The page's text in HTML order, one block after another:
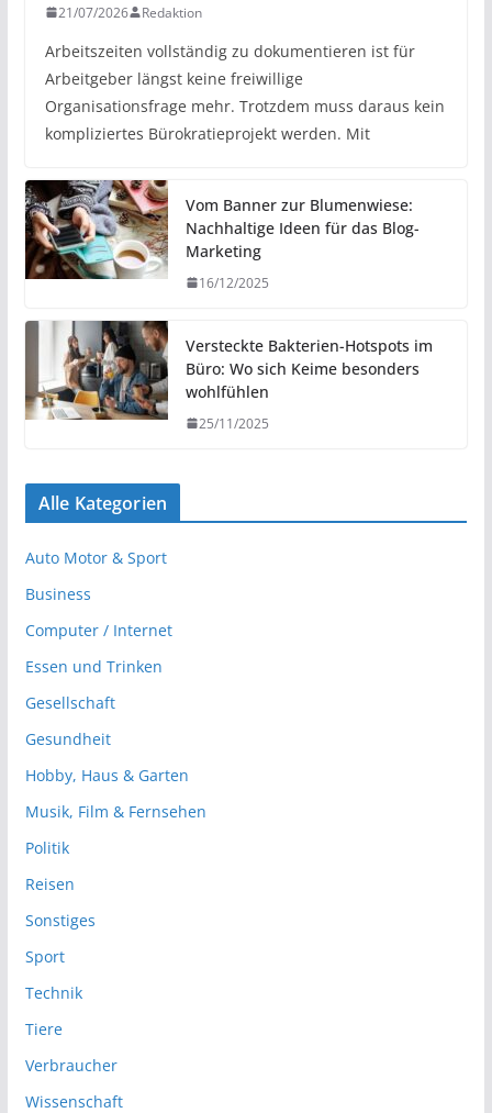
21/07/2026 Redaktion
Arbeitszeiten vollständig zu dokumentieren ist für
Arbeitgeber längst keine freiwillige
Organisationsfrage mehr. Trotzdem muss daraus kein
kompliziertes Bürokratieprojekt werden. Mit
Vom Banner zur Blumenwiese:
Nachhaltige Ideen für das Blog-
Marketing
16/12/2025
Versteckte Bakterien-Hotspots im
Büro: Wo sich Keime besonders
wohlfühlen
25/11/2025
Alle Kategorien
Auto Motor & Sport
Business
Computer / Internet
Essen und Trinken
Gesellschaft
Gesundheit
Hobby, Haus & Garten
Musik, Film & Fernsehen
Politik
Reisen
Sonstiges
Sport
Technik
Tiere
Verbraucher
Wissenschaft